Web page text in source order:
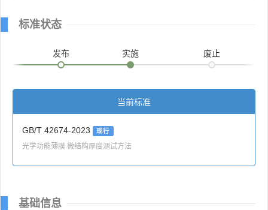
标准状态
发布 实施 废止
当前标准
GB/T 42674-2023 现行
光学功能薄膜 微结构厚度测试方法
基础信息